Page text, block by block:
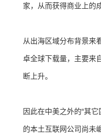
家，从而获得商业上的
从出海区域分布背景来
卓全球下载量，主要来
断上升。
因此在中美之外的“其
的本土互联网公司尚未